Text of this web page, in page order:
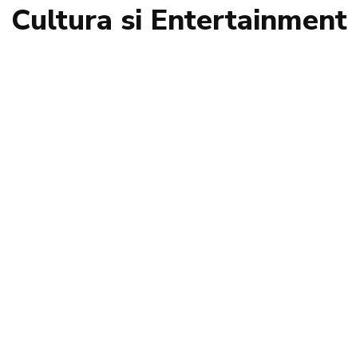
Cultura si Entertainment